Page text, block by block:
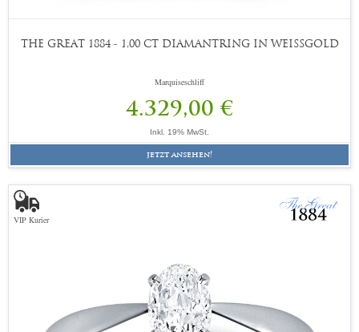
THE GREAT 1884 - 1,00 CT DIAMANTRING IN WEISSGOLD
Marquiseschliff
4.329,00 €
Inkl. 19% MwSt.
jetzt ansehen!
VIP Kurier